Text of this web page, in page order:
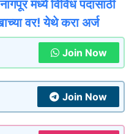
मध्ये विविध पदांसाठी
वर! येथे करा अर्ज
Join Now
Join Now